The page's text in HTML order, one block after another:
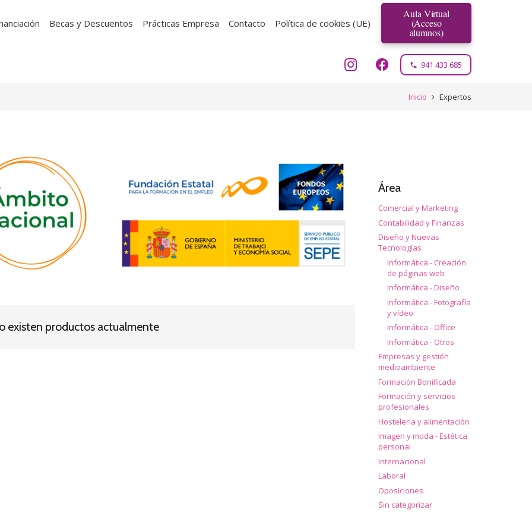
Becas y Descuentos Prácticas Empresa Contacto Política de cookies (UE)
Aula Virtual
(Acceso
alumnos)
phone 941 433 685
Inicio Expertos
existen productos actualmente
Área
Comercial y Marketing
Contabilidad y Finanzas
Diseño y Nuevas
Tecnologías
Informática - Creación
de páginas web
Informática - Diseño
Informática - Fotografía
y vídeo
Informática - Office
Informática - Otros
Empresas y gestión
medioambiente
Formación Bonificada
Formación y servicios
profesionales
Hostelería y alimentación
Imagen y moda - Estética
personal
Internacional
Laboral
Oposiciones
Sin categorizar